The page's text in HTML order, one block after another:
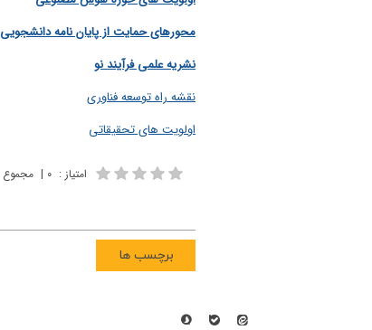
محورهای حمایت از پایان نامه دانشجویی
نشریه علمی فرآیند نو
نقشه راه توسعه فناوری
اولویت های تحقیقاتی
امتیاز : ۰ | مجموع
برچسب ها